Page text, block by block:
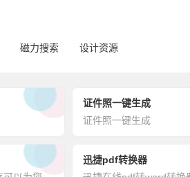
磁力搜索 设计资源
证件照一键生成
证件照一键生成
迅捷pdf转换器